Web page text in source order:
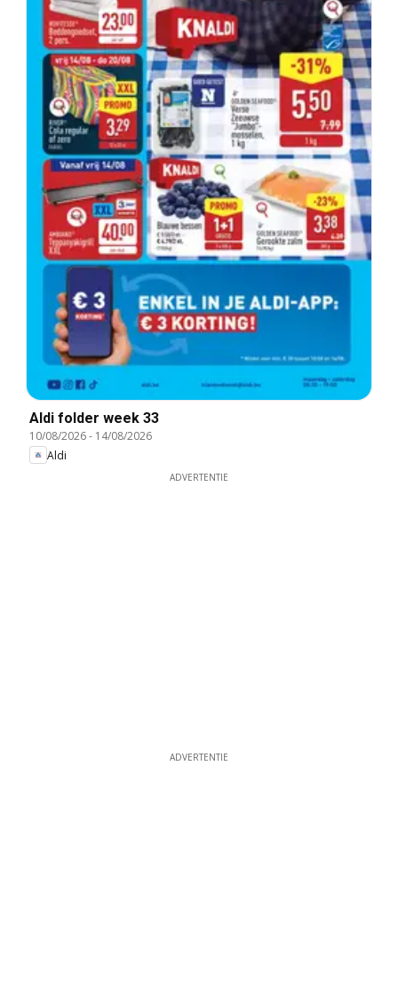
Aldi folder week 33
10/08/2026- 14/08/2026
Aldi
ADVERTENTIE
ADVERTENTIE